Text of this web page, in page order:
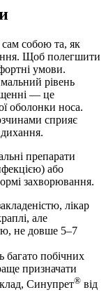
собою та, як
Щоб полегшити
умови.
рівень
— це
оболонки носа.
сприяє
препарати
або
захворювання.
лікар
але
не довше 5–7
багато побічних
призначати
Синупрет® від